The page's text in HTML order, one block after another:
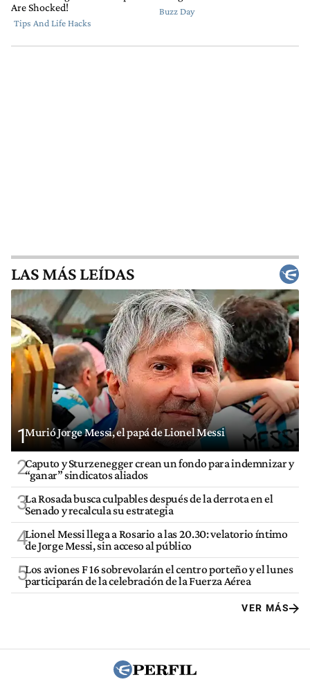
LAS MÁS LEÍDAS
1Murió Jorge Messi, el papá de Lionel Messi
2Caputo y Sturzenegger crean un fondo para indemnizar y
“ganar” sindicatos aliados
3La Rosada busca culpables después de la derrota en el
Senado y recalcula su estrategia
4Lionel Messi llega a Rosario a las 20.30: velatorio íntimo
de Jorge Messi, sin acceso al público
5Los aviones F 16 sobrevolarán el centro porteño y el lunes
participarán de la celebración de la Fuerza Aérea
VER MÁS